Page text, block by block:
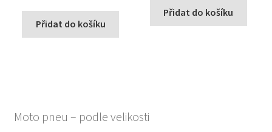
Přidat do košíku
Přidat do košíku
Moto pneu – podle velikosti